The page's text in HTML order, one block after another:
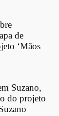
de
‘Mãos
Suzano,
do projeto